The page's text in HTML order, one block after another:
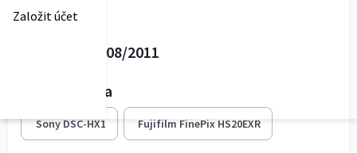
Založit účet
zababov
Regensburg 08/2011
Fototechnika
Sony DSC-HX1 Fujifilm FinePix HS20EXR